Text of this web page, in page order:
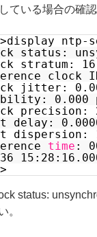
ている場合の確認
status:
stratum: 16
clock
jitter:
0.000
precision:
delay:
dispersion:
time :
status:
。